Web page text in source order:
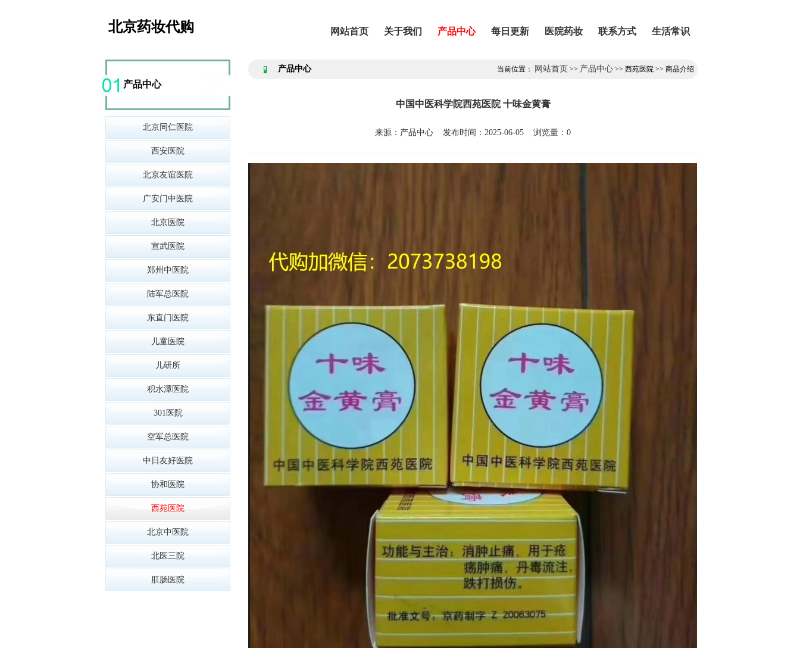
北京药妆代购 网站首页 关于我们 产品中心 每日更新 医院药妆 联系方式 生活常识
产品中心
北京同仁医院
西安医院
北京友谊医院
广安门中医院
北京医院
宣武医院
郑州中医院
陆军总医院
东直门医院
儿童医院
儿研所
积水潭医院
301医院
空军总医院
中日友好医院
协和医院
西苑医院
北京中医院
北医三院
肛肠医院
产品中心 当前位置： 网站首页 >> 产品中心 >> 西苑医院 >> 商品介绍
中国中医科学院西苑医院 十味金黄膏
来源：产品中心 发布时间：2025-06-05 浏览量：0